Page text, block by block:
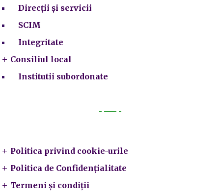
Direcții și servicii
SCIM
Integritate
Consiliul local
Institutii subordonate
Politica privind cookie-urile
Politica de Confidențialitate
Termeni și condiții